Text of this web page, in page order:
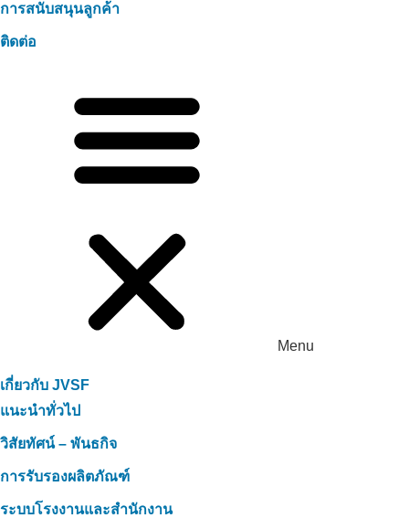
การสนับสนุนลูกค้า
ติดต่อ
Menu
เกี่ยวกับ JVSF
แนะนำทั่วไป
วิสัยทัศน์ – พันธกิจ
การรับรองผลิตภัณฑ์
ระบบโรงงานและสำนักงาน